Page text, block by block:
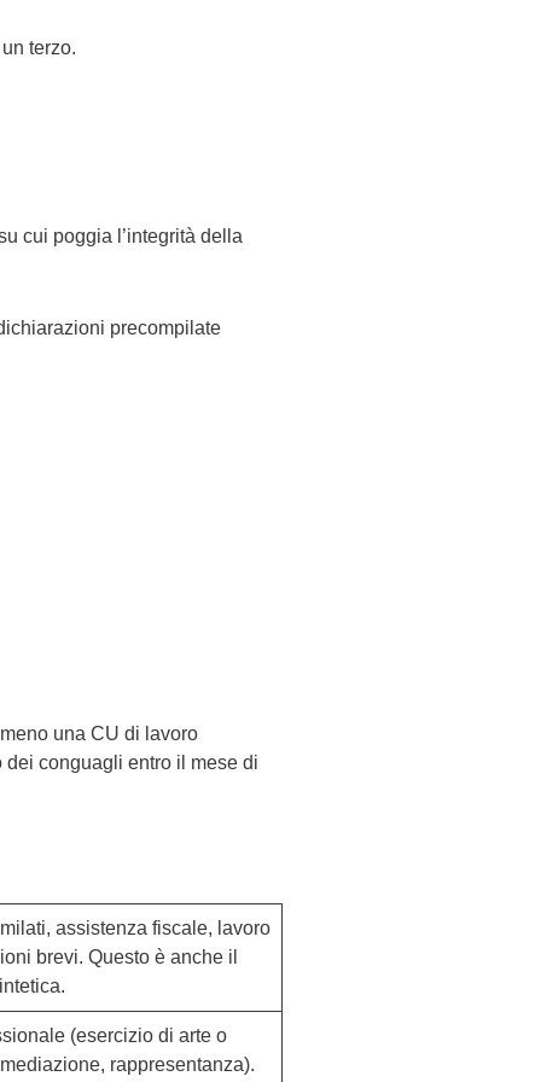
terzo.
cui poggia l’integrità della
precompilate
una CU di lavoro
conguagli entro il mese di
assistenza fiscale, lavoro
brevi. Questo è anche il
(esercizio di arte o
rappresentanza).